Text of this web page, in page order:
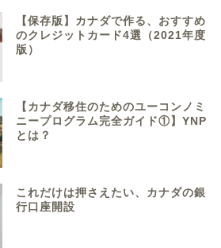
【保存版】カナダで作る、おすすめ
のクレジットカード4選（2021年度
版）
【カナダ移住のためのユーコンノミ
ニープログラム完全ガイド①】YNP
とは？
これだけは押さえたい、カナダの銀
行口座開設